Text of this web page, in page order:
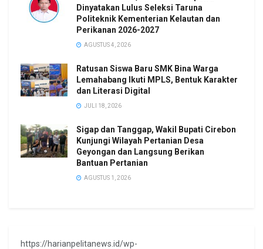
Dinyatakan Lulus Seleksi Taruna
Politeknik Kementerian Kelautan dan
Perikanan 2026-2027
AGUSTUS 4, 2026
Ratusan Siswa Baru SMK Bina Warga
Lemahabang Ikuti MPLS, Bentuk Karakter
dan Literasi Digital
JULI 18, 2026
Sigap dan Tanggap, Wakil Bupati Cirebon
Kunjungi Wilayah Pertanian Desa
Geyongan dan Langsung Berikan
Bantuan Pertanian
AGUSTUS 1, 2026
https://harianpelitanews.id/wp-